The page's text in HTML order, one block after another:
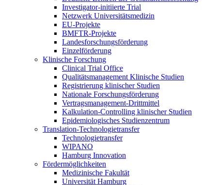
Investigator-initiierte Trial
Netzwerk Universitätsmedizin
EU-Projekte
BMFTR-Projekte
Landesforschungsförderung
Einzelförderung
Klinische Forschung
Clinical Trial Office
Qualitätsmanagement Klinische Studien
Registrierung klinischer Studien
Nationale Forschungsförderung
Vertragsmanagement-Drittmittel
Kalkulation-Controlling klinischer Studien
Epidemiologisches Studienzentrum
Translation-Technologietransfer
Technologietransfer
WIPANO
Hamburg Innovation
Fördermöglichkeiten
Medizinische Fakultät
Universität Hamburg